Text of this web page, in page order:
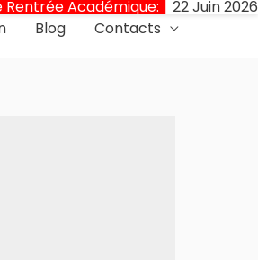
22 Juin 2026 et 27 Juillet
Blog Contacts